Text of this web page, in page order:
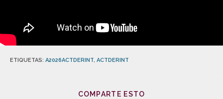
ETIQUETAS: A2026ACTDERINT, ACTDERINT
COMPARTE ESTO